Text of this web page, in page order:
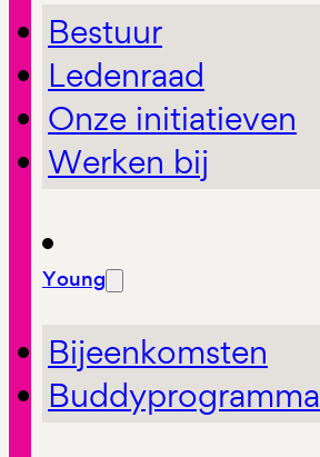
Bestuur
Ledenraad
Onze initiatieven
Werken bij
Young
Bijeenkomsten
Buddyprogramma